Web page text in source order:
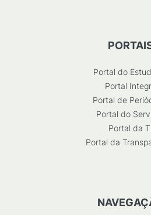
Portal do
Portal
Portal de
Portal do
Portal da
Portal da